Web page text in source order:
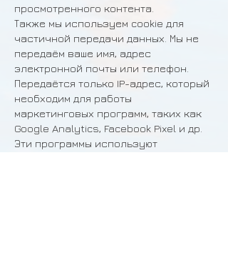
просмотренного контента.
Также мы используем cookie для
частичной передачи данных. Мы не
передаём ваше имя, адрес
электронной почты или телефон.
Передаётся только IP-адрес, который
необходим для работы
маркетинговых программ, таких как
Google Analytics, Facebook Pixel и др.
Эти программы используют